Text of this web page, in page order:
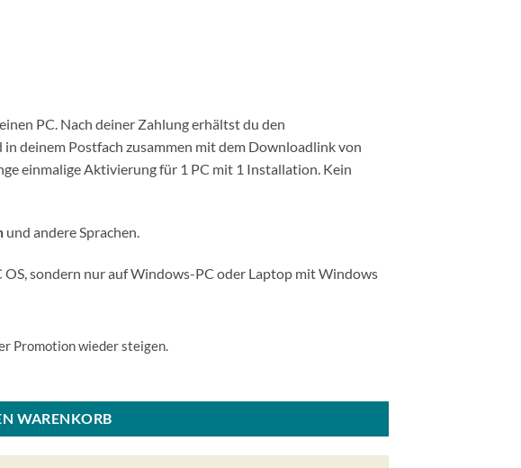
PC. Nach deiner Zahlung erhältst du den
deinem Postfach zusammen mit dem Downloadlink von
einmalige Aktivierung für 1 PC mit 1 Installation. Kein
und andere Sprachen.
sondern nur auf Windows-PC oder Laptop mit Windows
Promotion wieder steigen.
WARENKORB